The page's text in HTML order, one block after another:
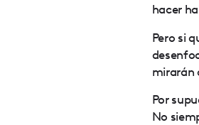
hacer
Pero si
mirarán
Por
No